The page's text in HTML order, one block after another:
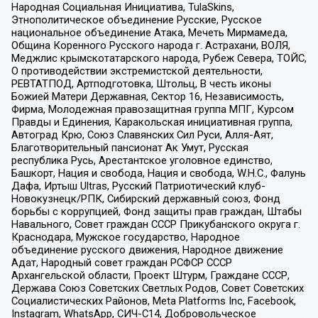
Народная Социальная Инициатива, TulaSkins,
Этнополитическое объединение Русские, Русское
национальное объединение Атака, Мечеть Мирмамеда,
Община Коренного Русского народа г. Астрахани, ВОЛЯ,
Меджлис крымскотатарского народа, Рубеж Севера, ТОЙС,
О противодействии экстремистской деятельности,
РЕВТАТПОД, Артподготовка, Штольц, В честь иконы
Божией Матери Державная, Сектор 16, Независимость,
Фирма, Молодежная правозащитная группа МПГ, Курсом
Правды и Единения, Каракольская инициативная группа,
Автоград Крю, Союз Славянских Сил Руси, Алля-Аят,
Благотворительный пансионат Ак Умут, Русская
республика Русь, Арестантское уголовное единство,
Башкорт, Нация и свобода, Нация и свобода, W.H.С., Фалунь
Дафа, Иртыш Ultras, Русский Патриотический клуб-
Новокузнецк/РПК, Сибирский державный союз, Фонд
борьбы с коррупцией, Фонд защиты прав граждан, Штабы
Навального, Совет граждан СССР Прикубанского округа г.
Краснодара, Мужское государство, Народное
объединение русского движения, Народное движение
Адат, Народный совет граждан РСФСР СССР
Архангельской области, Проект Штурм, Граждане СССР,
Держава Союз Советских Светлых Родов, Совет Советских
Социалистических Районов, Meta Platforms Inc, Facebook,
Instagram, WhatsApp, СИЧ-С14, Добровольческое